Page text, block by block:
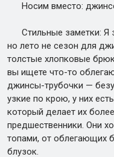
Носим вместо:
Стильные заметки: Я
но лето не сезон для
толстые хлопковые
вы ищете что-то
джинсы-трубочки —
узкие по крою, у них
который делает их
предшественники. Они
топами, от облегающих
блузок.